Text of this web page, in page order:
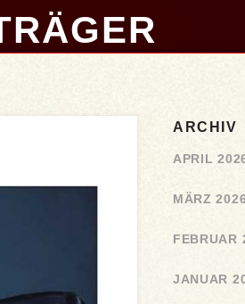
ARCHIV
APRIL
MÄRZ
FEBRUAR
JANUAR